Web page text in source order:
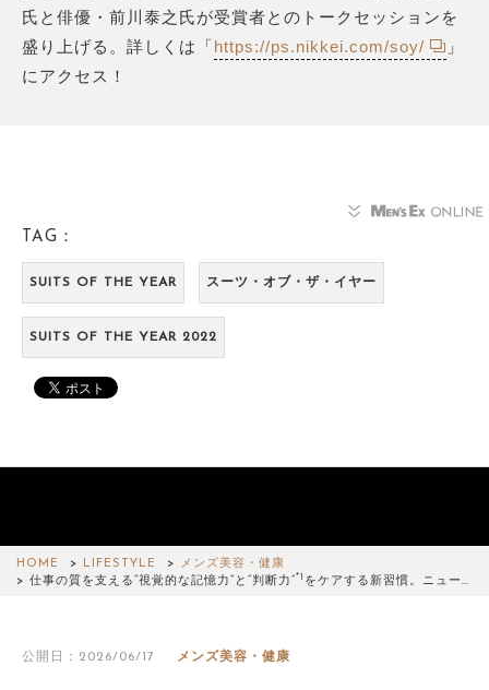
氏と俳優・前川泰之氏が受賞者とのトークセッションを
盛り上げる。詳しくは「 https://ps.nikkei.com/soy/
」
にアクセス！
TAG：
SUITS OF THE YEAR スーツ・オブ・ザ・イヤー
SUITS OF THE YEAR 2022
HOME LIFESTYLE
メンズ美容・健康
仕事の質を支える“視覚的な記憶力”と“判断力”
*1 をケアする新習慣。ニュー…
公開日：2026/06/17 メンズ美容・健康